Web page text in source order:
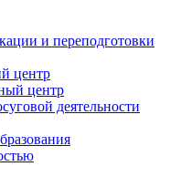
и переподготовки
центр
центр
деятельности